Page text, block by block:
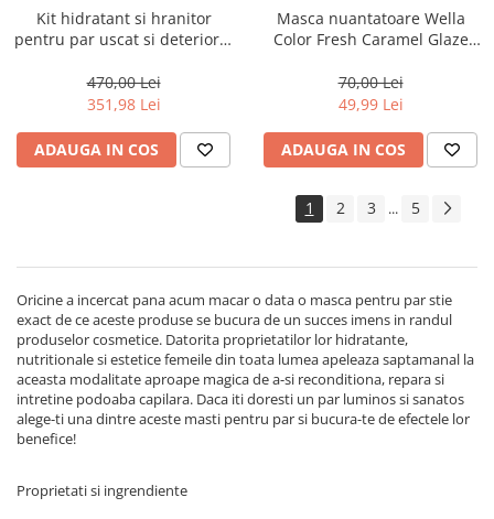
Kit hidratant si hranitor
pentru par uscat si deteriorat
Strength
470,00 Lei
351,98 Lei
ADAUGA IN COS
Masca nuantatoare Wella
Color Fresh Caramel Glaze
70,00 Lei
49,99 Lei
ADAUGA IN COS
1 2 3 ... 5
Oricine a incercat pana acum macar o data o masca pentru par stie
exact de ce aceste produse se bucura de un succes imens in randul
produselor cosmetice. Datorita proprietatilor lor hidratante,
nutritionale si estetice femeile din toata lumea apeleaza saptamanal la
aceasta modalitate aproape magica de a-si reconditiona, repara si
intretine podoaba capilara. Daca iti doresti un par luminos si sanatos
alege-ti una dintre aceste masti pentru par si bucura-te de efectele lor
benefice!
Proprietati si ingrendiente